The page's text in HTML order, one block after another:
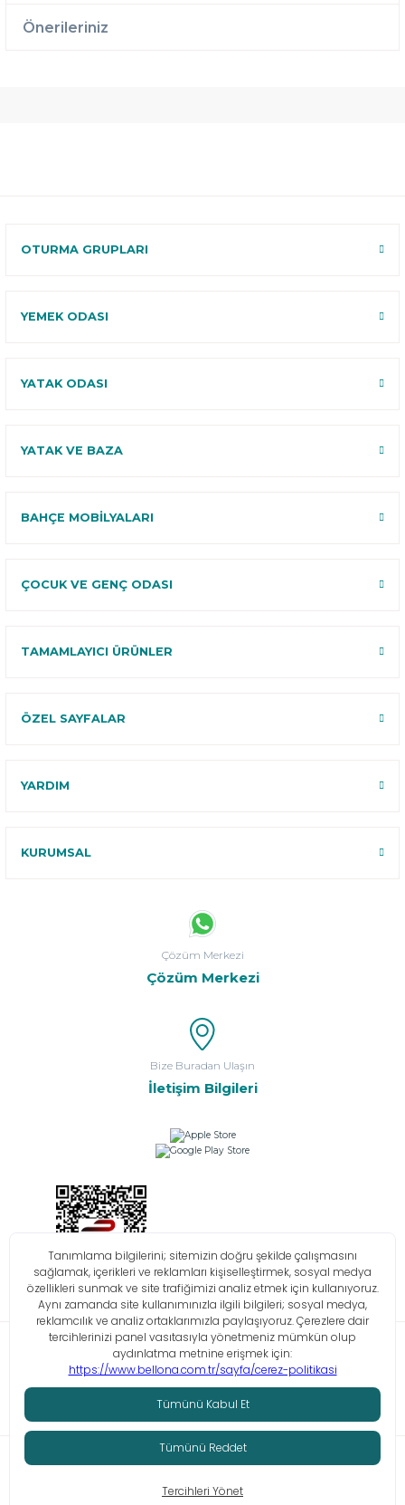
Önerileriniz
OTURMA GRUPLARI
YEMEK ODASI
YATAK ODASI
YATAK VE BAZA
BAHÇE MOBİLYALARI
ÇOCUK VE GENÇ ODASI
TAMAMLAYICI ÜRÜNLER
ÖZEL SAYFALAR
YARDIM
KURUMSAL
Çözüm Merkezi
Çözüm Merkezi
Bize Buradan Ulaşın
İletişim Bilgileri
Bilgi Toplumu Hizmetleri KVKK Çerez Politikası İşlem Rehberi
© Tüm hakları saklıdır. Bellona 2026